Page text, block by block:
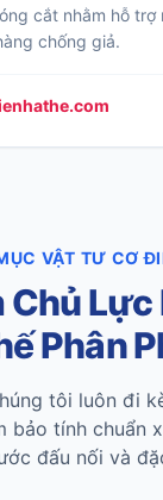
cắt nhằm hỗ trợ
chống giả.
VẬT TƯ CƠ
Chủ
Phân
tôi luôn đi
bảo tính chuẩn
đấu nối và